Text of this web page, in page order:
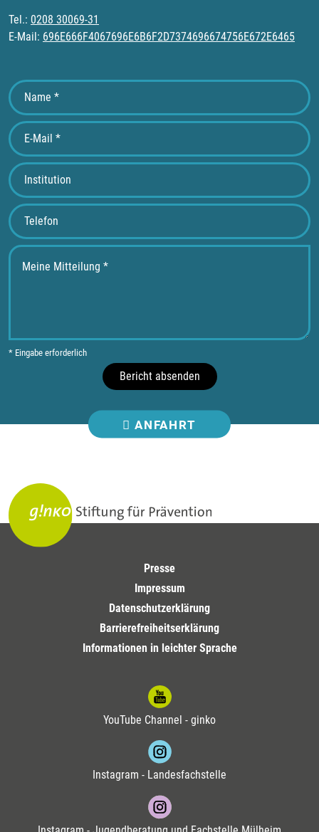
Tel.: 0208 30069-31
E-Mail: 696E666F4067696E6B6F2D7374696674756E672E6465
* Eingabe erforderlich
Bericht absenden
ANFAHRT
Presse
Impressum
Datenschutzerklärung
Barrierefreiheitserklärung
Informationen in leichter Sprache
YouTube Channel - ginko
Instagram - Landesfachstelle